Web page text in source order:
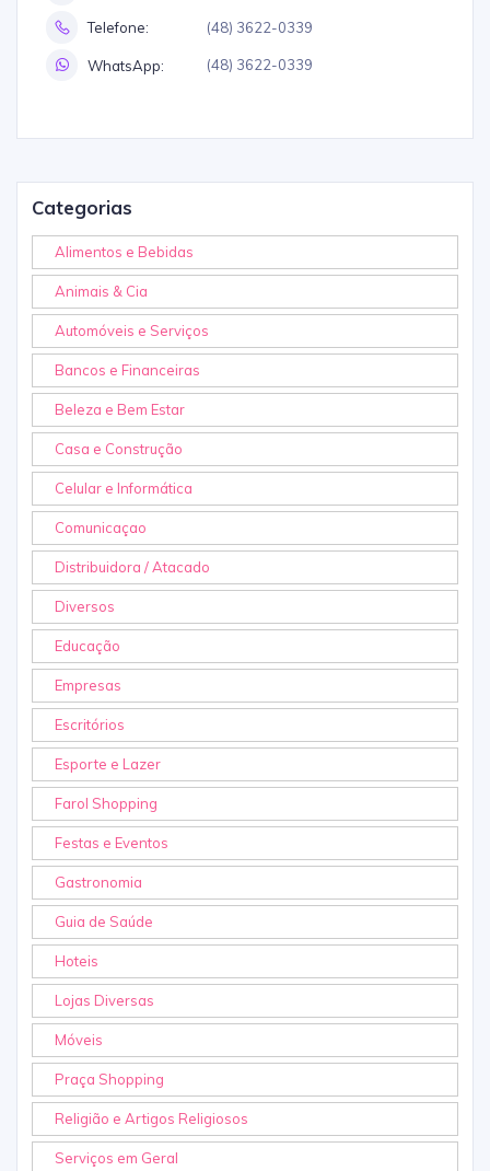
Telefone: (48) 3622-0339
WhatsApp: (48) 3622-0339
Categorias
Alimentos e Bebidas
Animais & Cia
Automóveis e Serviços
Bancos e Financeiras
Beleza e Bem Estar
Casa e Construção
Celular e Informática
Comunicaçao
Distribuidora / Atacado
Diversos
Educação
Empresas
Escritórios
Esporte e Lazer
Farol Shopping
Festas e Eventos
Gastronomia
Guia de Saúde
Hoteis
Lojas Diversas
Móveis
Praça Shopping
Religião e Artigos Religiosos
Serviços em Geral